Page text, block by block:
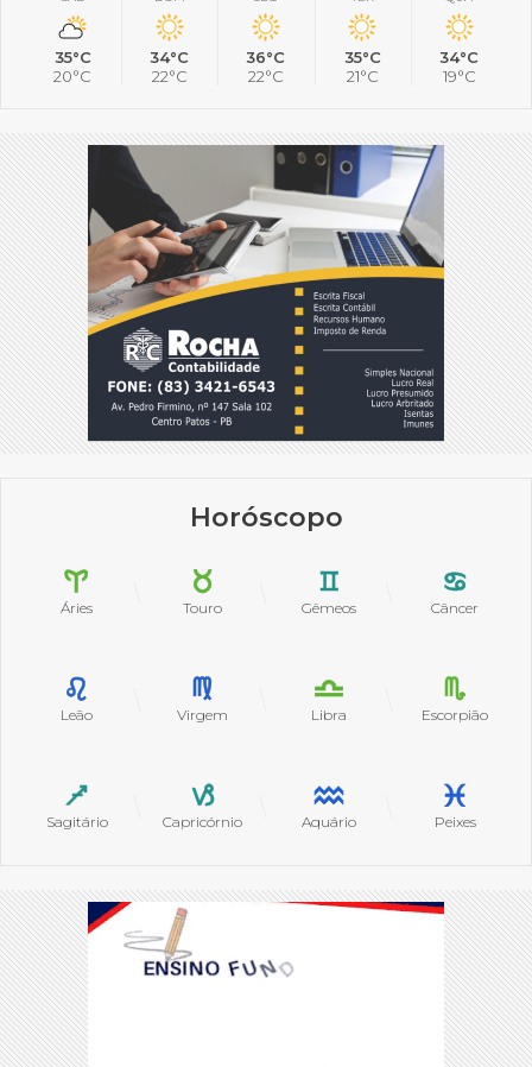
35°C
20°C
34°C
22°C
36°C
22°C
35°C
21°C
34°C
19°C
Horóscopo
Áries Touro Gêmeos Câncer
Leão Virgem Libra Escorpião
Sagitário Capricórnio Aquário Peixes